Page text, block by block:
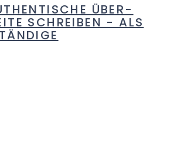
ÜBER-
SCHREIBEN - ALS